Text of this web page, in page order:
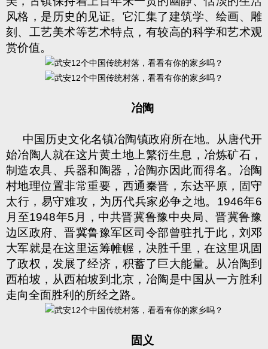
风格，是历史的见证。它汇集了建筑学、绘画、雕
刻、工艺美术等艺术特点，有较高的科学和艺术观
赏价值。
冶陶
中国历史文化名镇冶陶镇政府所在地。从唐代开
始冶陶人就在这片黄土地上繁衍生息，冶炼矿石，
制造农具、兵器和陶器，冶陶亦因此而得名。冶陶
村地理位置非常重要，西通秦晋，东达平原，固守
太行，易守难攻，为历代兵家必争之地。 1946年6
月至1948年5 月，中共晋冀鲁豫中央局、晋冀鲁豫
边区政府、晋冀鲁豫军区司令部曾驻扎于此，刘邓
大军就是在这里运筹帷幄，决胜千里，在这里巩固
了政权，发展了经济，积蓄了巨大能量。从冶陶到
西柏坡，从西柏坡到北京，冶陶是中国从一方胜利
走向全面胜利的所经之路。
固义